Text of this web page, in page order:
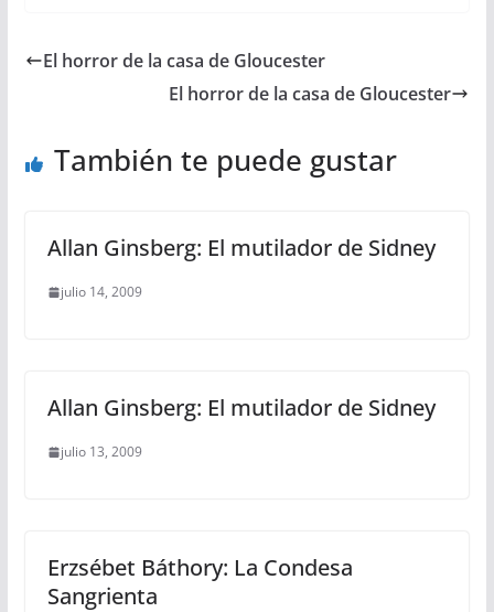
El horror de la casa de Gloucester
El horror de la casa de Gloucester
También te puede gustar
Allan Ginsberg: El mutilador de Sidney
julio 14, 2009
Allan Ginsberg: El mutilador de Sidney
julio 13, 2009
Erzsébet Báthory: La Condesa
Sangrienta